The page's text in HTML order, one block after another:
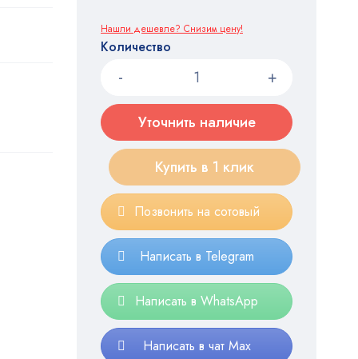
Нашли дешевле? Снизим цену!
Количество
Уточнить наличие
Купить в 1 клик
Позвонить на сотовый
Написать в Telegram
Написать в WhatsApp
Написать в чат Max